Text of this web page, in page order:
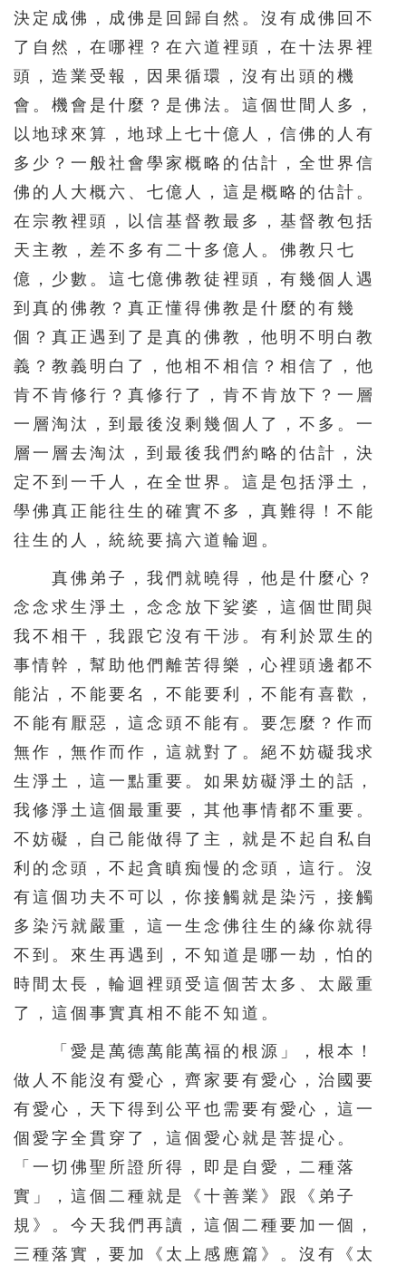
決定成佛，成佛是回歸自然。沒有成佛回不
了自然，在哪裡？在六道裡頭，在十法界裡
頭，造業受報，因果循環，沒有出頭的機
會。機會是什麼？是佛法。這個世間人多，
以地球來算，地球上七十億人，信佛的人有
多少？一般社會學家概略的估計，全世界信
佛的人大概六、七億人，這是概略的估計。
在宗教裡頭，以信基督教最多，基督教包括
天主教，差不多有二十多億人。佛教只七
億，少數。這七億佛教徒裡頭，有幾個人遇
到真的佛教？真正懂得佛教是什麼的有幾
個？真正遇到了是真的佛教，他明不明白教
義？教義明白了，他相不相信？相信了，他
肯不肯修行？真修行了，肯不肯放下？一層
一層淘汰，到最後沒剩幾個人了，不多。一
層一層去淘汰，到最後我們約略的估計，決
定不到一千人，在全世界。這是包括淨土，
學佛真正能往生的確實不多，真難得！不能
往生的人，統統要搞六道輪迴。
真佛弟子，我們就曉得，他是什麼心？
念念求生淨土，念念放下娑婆，這個世間與
我不相干，我跟它沒有干涉。有利於眾生的
事情幹，幫助他們離苦得樂，心裡頭邊都不
能沾，不能要名，不能要利，不能有喜歡，
不能有厭惡，這念頭不能有。要怎麼？作而
無作，無作而作，這就對了。絕不妨礙我求
生淨土，這一點重要。如果妨礙淨土的話，
我修淨土這個最重要，其他事情都不重要。
不妨礙，自己能做得了主，就是不起自私自
利的念頭，不起貪瞋痴慢的念頭，這行。沒
有這個功夫不可以，你接觸就是染污，接觸
多染污就嚴重，這一生念佛往生的緣你就得
不到。來生再遇到，不知道是哪一劫，怕的
時間太長，輪迴裡頭受這個苦太多、太嚴重
了，這個事實真相不能不知道。
「愛是萬德萬能萬福的根源」，根本！
做人不能沒有愛心，齊家要有愛心，治國要
有愛心，天下得到公平也需要有愛心，這一
個愛字全貫穿了，這個愛心就是菩提心。
「一切佛聖所證所得，即是自愛，二種落
實」，這個二種就是《十善業》跟《弟子
規》。今天我們再讀，這個二種要加一個，
三種落實，要加《太上感應篇》。沒有《太